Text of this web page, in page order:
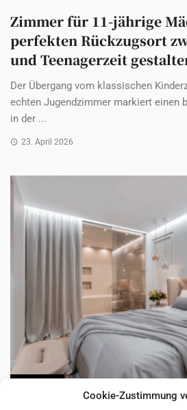
Cookie-Zustimmung
Zimmer für 11-jährige
perfekten Rückzugsort
und Teenagerzeit
Der Übergang vom klassischen
echten Jugendzimmer markiert einen
in der ...
23. April 2026